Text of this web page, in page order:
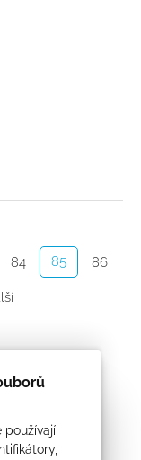
používají
84 85 86